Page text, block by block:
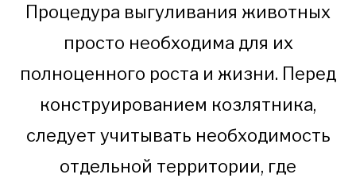
Процедура выгуливания животных
просто необходима для их
полноценного роста и жизни. Перед
конструированием козлятника,
следует учитывать необходимость
отдельной территории, где